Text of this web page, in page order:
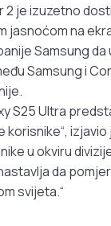
2 je izuzetno
jasnoćom na
Samsung
Samsung i
S25 Ultra
korisnike“,
u okviru
da
svijeta.“